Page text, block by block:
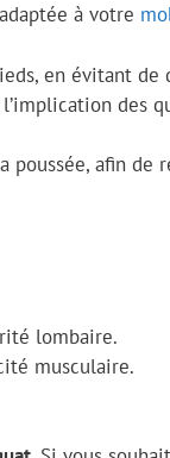
à votre
en évitant de
des
afin de
lombaire.
musculaire.